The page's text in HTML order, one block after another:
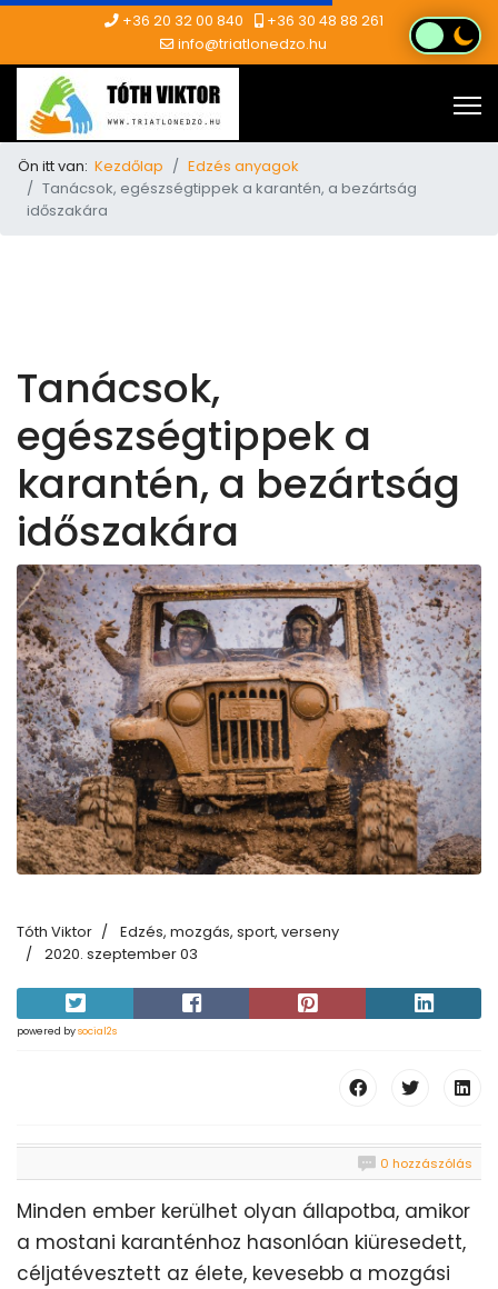
+36 20 32 00 840
+36 30 48 88 261
info@triatlonedzo.hu
Ön itt van: Kezdőlap
Edzés anyagok
Tanácsok, egészségtippek a karantén, a bezártság
időszakára
Tanácsok,
egészségtippek a
karantén, a bezártság
időszakára
Tóth Viktor
Edzés, mozgás, sport, verseny
2020. szeptember 03
powered bysocial2s
0 hozzászólás
Minden ember kerülhet olyan állapotba, amikor
a mostani karanténhoz hasonlóan kiüresedett,
céljatévesztett az élete, kevesebb a mozgási